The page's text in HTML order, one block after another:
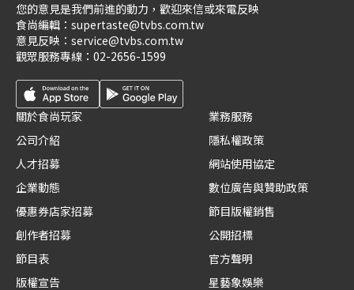
您的意見是我們前進的動力，歡迎來信或來電反映
食尚編輯： supertaste@tvbs.com.tw
意見反映： service@tvbs.com.tw
觀眾服務專線： 02-2656-1599
關於食尚玩家
公司介紹
人才招募
企業動態
優惠券店家招募
創作者招募
節目表
版權宣告
業務服務
隱私權政策
網站使用協定
數位廣告與贊助政策
節目版權銷售
公開招標
官方聲明
星藝象娛樂